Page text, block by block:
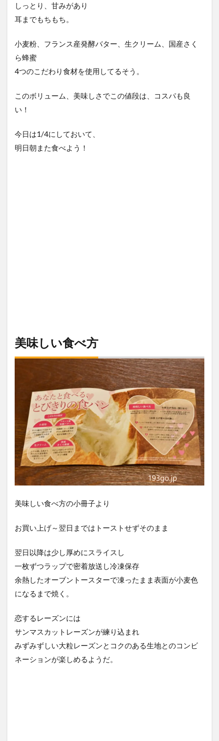
しっとり、甘みがあり
耳までもちもち。
小麦粉、フランス産発酵バター、生クリーム、国産さく
ら蜂蜜
4つのこだわり食材を使用してるそう。
このボリューム、美味しさでこの値段は、コスパも良
い！
今日は1/4にしておいて、
明日朝また食べよう！
美味しい食べ方
美味しい食べ方の小冊子より
お買い上げ～翌日まではトーストせずそのまま
翌日以降は少し厚めにスライスし
一枚ずつラップで密着放送し冷凍保存
余熱したオーブントースターで凍ったまま表面が小麦色
になるまで焼く。
恋するレーズンには
サンマスカットレーズンが練り込まれ
みずみずしい大粒レーズンとコクのある生地とのコンビ
ネーションが楽しめるようだ。